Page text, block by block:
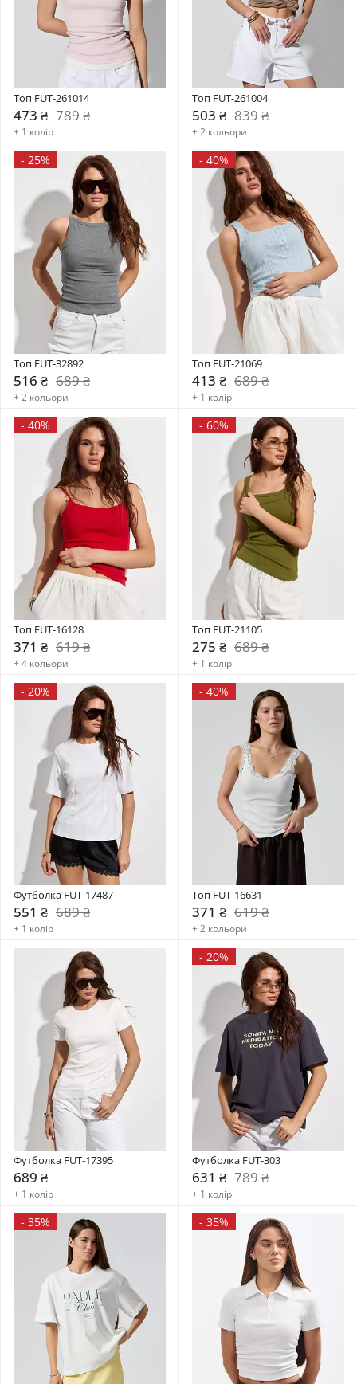
Топ FUT-261014
473 ₴ 789 ₴
+ 1 колір
Топ FUT-261004
503 ₴ 839 ₴
+ 2 кольори
- 25%
Топ FUT-32892
516 ₴ 689 ₴
+ 2 кольори
- 40%
Топ FUT-21069
413 ₴ 689 ₴
+ 1 колір
- 40%
Топ FUT-16128
371 ₴ 619 ₴
+ 4 кольори
- 60%
Топ FUT-21105
275 ₴ 689 ₴
+ 1 колір
- 20%
Футболка FUT-17487
551 ₴ 689 ₴
+ 1 колір
- 40%
Топ FUT-16631
371 ₴ 619 ₴
+ 2 кольори
Футболка FUT-17395
689 ₴
+ 1 колір
- 20%
Футболка FUT-303
631 ₴ 789 ₴
+ 1 колір
- 35% - 35%